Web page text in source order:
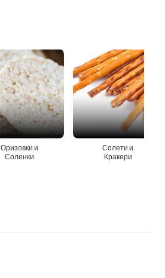
Оризовки и
Соленки
Солети и
Кракери